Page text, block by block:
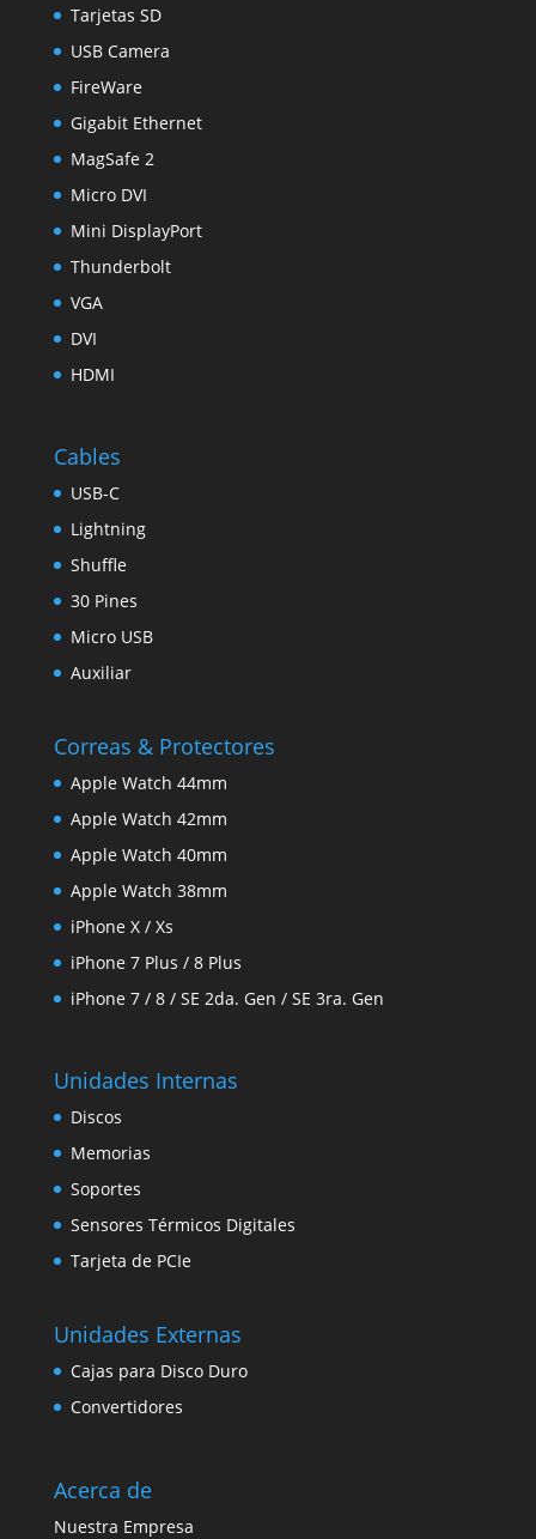
Tarjetas SD
USB Camera
FireWare
Gigabit Ethernet
MagSafe 2
Micro DVI
Mini DisplayPort
Thunderbolt
VGA
DVI
HDMI
Cables
USB-C
Lightning
Shuffle
30 Pines
Micro USB
Auxiliar
Correas & Protectores
Apple Watch 44mm
Apple Watch 42mm
Apple Watch 40mm
Apple Watch 38mm
iPhone X / Xs
iPhone 7 Plus / 8 Plus
iPhone 7 / 8 / SE 2da. Gen / SE 3ra. Gen
Unidades Internas
Discos
Memorias
Soportes
Sensores Térmicos Digitales
Tarjeta de PCIe
Unidades Externas
Cajas para Disco Duro
Convertidores
Acerca de
Nuestra Empresa